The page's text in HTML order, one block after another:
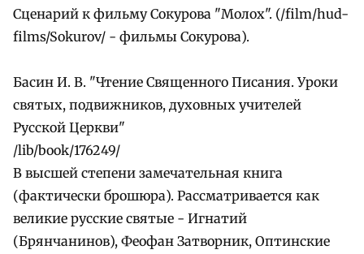
Сценарий к фильму Сокурова "Молох". (/film/hud-
films/Sokurov/ - фильмы Сокурова).
Басин И. В. "Чтение Священного Писания. Уроки
святых, подвижников, духовных учителей
Русской Церкви"
/lib/book/176249/
В высшей степени замечательная книга
(фактически брошюра). Рассматривается как
великие русские святые - Игнатий
(Брянчанинов), Феофан Затворник, Оптинские